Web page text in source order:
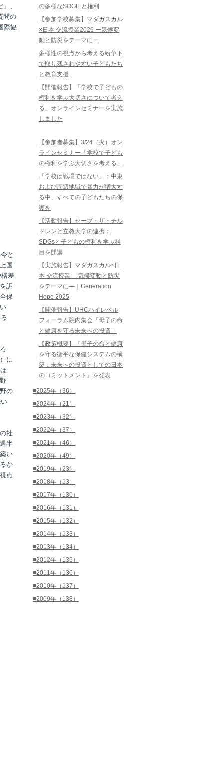
、
問の
際協
と
国
格差
訴
保
に
の
社
半
い
か
点
の多様なSOGIEと権利
【参加学校募集】マダガスカル
×日本 交流授業2026 ー気候変
動と防災をテーマにー
多様性の視点から考える紛争下
で取り残されやすい子どもたち
と教育支援
【開催報告】「学校で子どもの
権利を学ぶ大切さについて考え
る」オンラインセミナーを実施
しました
【参加者募集】3/24（火）オン
ラインセミナー「学校で子ども
の権利を学ぶ大切さを考える」
「学校は戦場ではない」：中東
および周辺地域で暴力が増大す
る中、すべての子どもたちの保
護を
【活動報告】セーブ・ザ・チル
ドレンと立教大学の連携：
SDGsと子どもの権利を学ぶ科
目を開講
【実施報告】マダガスカル×日
本 交流授業 ―気候変動と防災
をテーマに―｜Generation
Hope 2025
【開催報告】UHCハイレベル
フォーラム院内集会「母子の命
と健康を守る未来への投資」
【政策概要】『母子の命と健康
を守る衡平な保健システムの構
築：未来への投資としての日本
のコミットメント』を発表
■2025年（36）
■2024年（21）
■2023年（32）
■2022年（37）
■2021年（46）
■2020年（49）
■2019年（23）
■2018年（13）
■2017年（130）
■2016年（131）
■2015年（132）
■2014年（133）
■2013年（134）
■2012年（135）
■2011年（136）
■2010年（137）
■2009年（138）